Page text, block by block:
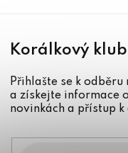
Korálkový klub
Přihlašte se k odběru
a získejte informace o
novinkách a přístup k